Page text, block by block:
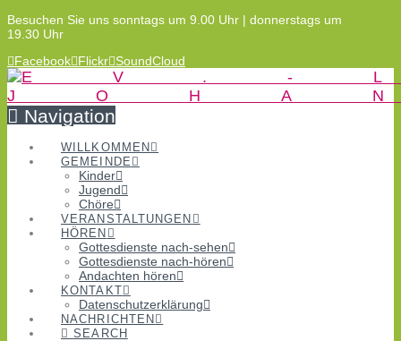
Besuchen Sie uns sonntags um 9.00 Uhr | donnerstags um
19.30 Uhr
Facebook Flickr SoundCloud
Navigation
WILLKOMMEN
GEMEINDE
Kinder
Jugend
Chöre
VERANSTALTUNGEN
HÖREN
Gottesdienste nach-sehen
Gottesdienste nach-hören
Andachten hören
KONTAKT
Datenschutzerklärung
NACHRICHTEN
SEARCH